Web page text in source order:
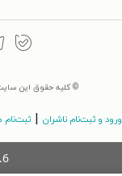
© کلیه حقوق این
ورود و ثبت‌نام ناشران ثبت‌نام